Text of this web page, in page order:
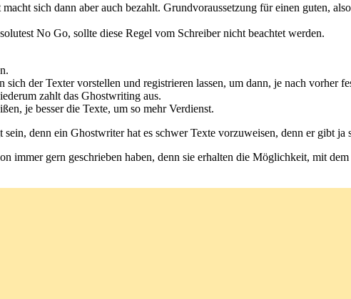
sich dann aber auch bezahlt. Grundvoraussetzung für einen guten,
No Go, sollte diese Regel vom Schreiber nicht beachtet werden.
der Texter vorstellen und registrieren lassen, um dann, je nach vorher
zahlt das Ghostwriting aus.
je besser die Texte, um so mehr Verdienst.
denn ein Ghostwriter hat es schwer Texte vorzuweisen, denn er gibt ja
gern geschrieben haben, denn sie erhalten die Möglichkeit, mit